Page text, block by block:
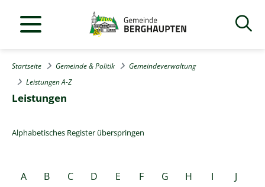
Startseite Gemeinde & Politik
Gemeindeverwaltung
Leistungen A-Z
Leistungen
Alphabetisches Register überspringen
A B C D E F G H I
J